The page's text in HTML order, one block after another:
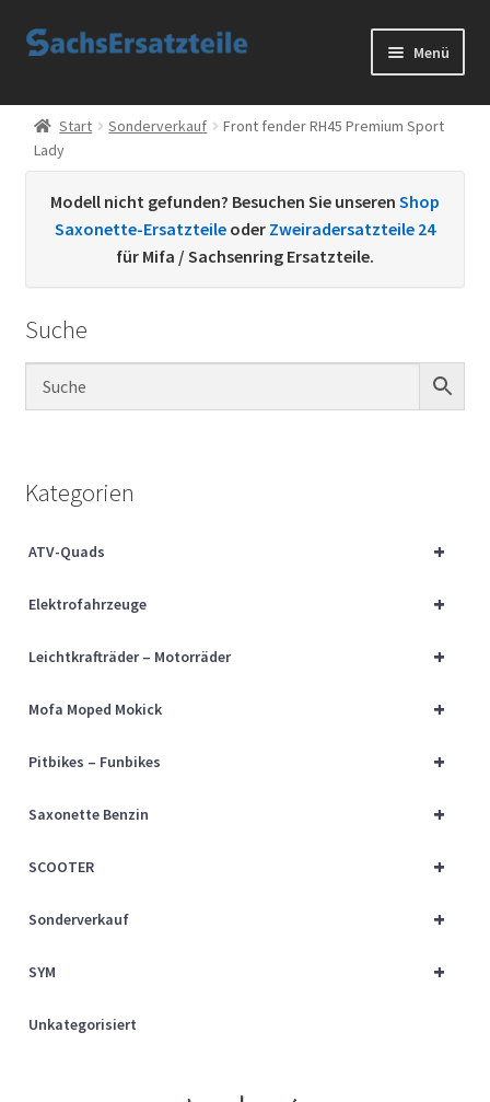
Zur
Zum
Menü
Start
AGB
Datenschutzerklärung
Kontakt
Sachs Ersatzteile
Über uns
Start Sonderverkauf
Front fender RH45 Premium Sport
Lady
Modell nicht gefunden? Besuchen Sie unseren Shop
Saxonette-Ersatzteile oder Zweiradersatzteile 24
für Mifa / Sachsenring Ersatzteile.
Suche
Kategorien
+
ATV-Quads
+
Elektrofahrzeuge
+
Leichtkrafträder – Motorräder
+
Mofa Moped Mokick
+
Pitbikes – Funbikes
+
Saxonette Benzin
+
SCOOTER
+
Sonderverkauf
+
SYM
Unkategorisiert